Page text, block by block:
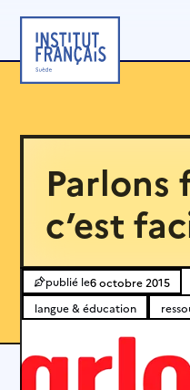
contenu
Parlons
c’est
6 octobre 2015
langue & éducation